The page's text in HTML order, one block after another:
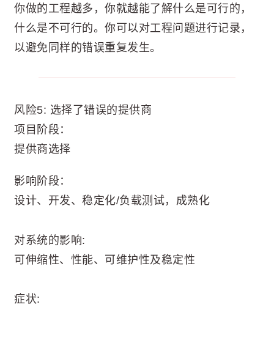
你做的工程越多，你就越能了解什么是可行的，
什么是不可行的。你可以对工程问题进行记录，
以避免同样的错误重复发生。
风险5: 选择了错误的提供商
项目阶段：
提供商选择
影响阶段：
设计、开发、稳定化/负载测试，成熟化
对系统的影响:
可伸缩性、性能、可维护性及稳定性
症状: